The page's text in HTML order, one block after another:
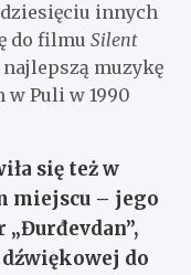
innych
do filmu Silent
najlepszą muzykę
Puli w 1990
się też w
miejscu – jego
dźwiękowej do